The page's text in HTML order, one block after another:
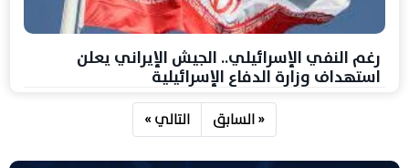
رغم النفي الإسرائيلي.. الجيش الإيراني يعلن
استهداف وزارة الدفاع الإسرائيلية
« السابق التالي »